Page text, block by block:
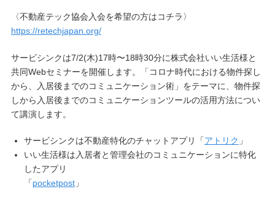
〈不動産テック協会入会を希望の方はコチラ〉
https://retechjapan.org/
サービシンクは7/2(木)17時〜18時30分に株式会社いい生活様と
共同Webセミナーを開催します。「コロナ時代における物件探し
から、入居後までのコミュニケーション術」をテーマに、物件探
しから入居後までのコミュニケーションツールの活用方法につい
て講演します。
サービシンクは不動産特化のチャットアプリ「アトリク 」
いい生活様は入居者と管理会社のコミュニケーションに特化
したアプリ
「pocketpost」